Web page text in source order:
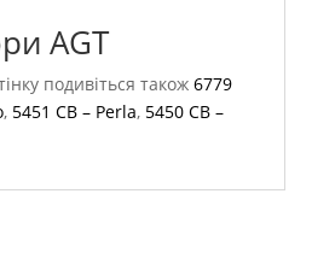
AGT
подивіться також6779
, 5451 CB – Perla, 5450 CB –